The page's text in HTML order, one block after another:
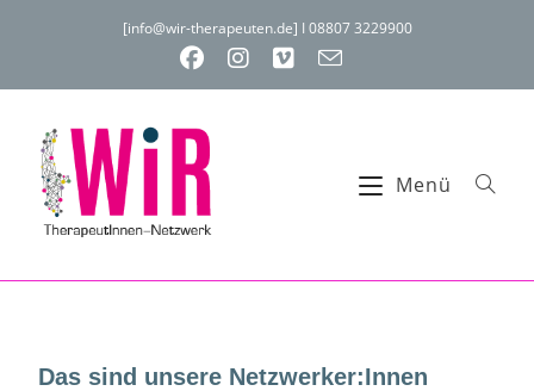
[info@wir-therapeuten.de] I 08807 3229900
Menü
Das sind unsere Netzwerker:Innen